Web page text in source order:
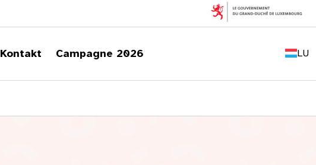
Kontakt Campagne 2026 LU
FR
DE